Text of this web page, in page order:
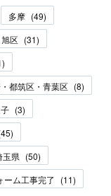
多摩 (49)
旭区 (31)
)
都筑区・青葉区 (8)
(3)
45)
玉県 (50)
ーム工事完了 (11)